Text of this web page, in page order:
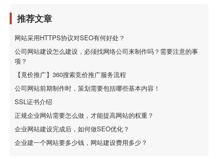
推荐文章
网站采用HTTPS协议对SEO有何好处？
公司网站建设怎么建设，必须找网络公司来制作吗？需要注意的事
项？
【竟价推广】360搜索竞价推广服务流程
公司网站前期制作时，策划需要包括哪些基本内容！
SSL证书介绍
正规企业网站需要怎么做，才能提高网站的权重？
企业网站建设完成后，如何做SEO优化？
企业建一个网站要多少钱，网站建设费用多少？